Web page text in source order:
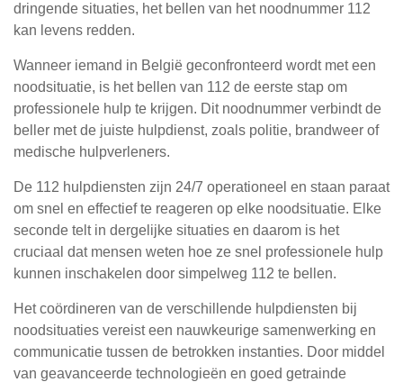
dringende situaties, het bellen van het noodnummer 112
kan levens redden.
Wanneer iemand in België geconfronteerd wordt met een
noodsituatie, is het bellen van 112 de eerste stap om
professionele hulp te krijgen. Dit noodnummer verbindt de
beller met de juiste hulpdienst, zoals politie, brandweer of
medische hulpverleners.
De 112 hulpdiensten zijn 24/7 operationeel en staan paraat
om snel en effectief te reageren op elke noodsituatie. Elke
seconde telt in dergelijke situaties en daarom is het
cruciaal dat mensen weten hoe ze snel professionele hulp
kunnen inschakelen door simpelweg 112 te bellen.
Het coördineren van de verschillende hulpdiensten bij
noodsituaties vereist een nauwkeurige samenwerking en
communicatie tussen de betrokken instanties. Door middel
van geavanceerde technologieën en goed getrainde